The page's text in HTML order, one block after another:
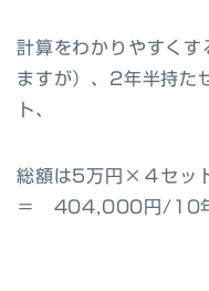
計算をわかりやすくす
ますが）、2年半持た
ト、
総額は5万円×４セ
＝ 404,000円/10